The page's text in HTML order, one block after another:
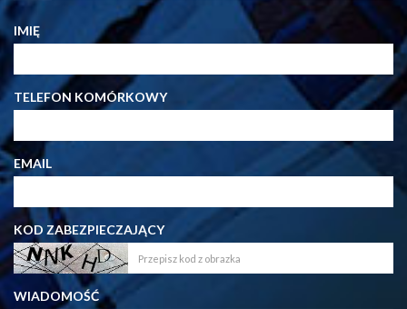
IMIĘ
TELEFON KOMÓRKOWY
EMAIL
KOD ZABEZPIECZAJĄCY
WIADOMOŚĆ